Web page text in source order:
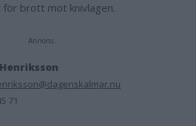
för brott mot knivlagen.
Annons:
71